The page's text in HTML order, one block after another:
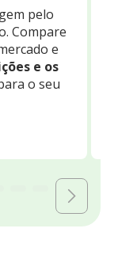
pelo
Compare
e
e os
o seu